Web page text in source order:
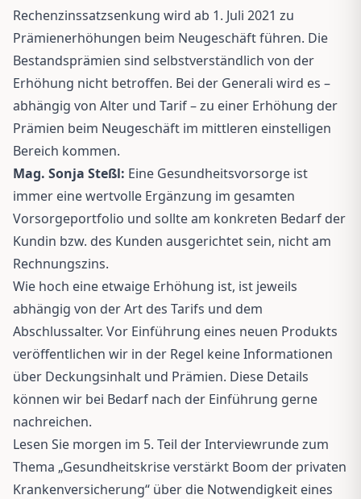
Rechenzinssatzsenkung wird ab 1. Juli 2021 zu
Prämienerhöhungen beim Neugeschäft führen. Die
Bestandsprämien sind selbstverständlich von der
Erhöhung nicht betroffen. Bei der Generali wird es –
abhängig von Alter und Tarif – zu einer Erhöhung der
Prämien beim Neugeschäft im mittleren einstelligen
Bereich kommen.
Mag. Sonja Steßl: Eine Gesundheitsvorsorge ist
immer eine wertvolle Ergänzung im gesamten
Vorsorgeportfolio und sollte am konkreten Bedarf der
Kundin bzw. des Kunden ausgerichtet sein, nicht am
Rechnungszins.
Wie hoch eine etwaige Erhöhung ist, ist jeweils
abhängig von der Art des Tarifs und dem
Abschlussalter. Vor Einführung eines neuen Produkts
veröffentlichen wir in der Regel keine Informationen
über Deckungsinhalt und Prämien. Diese Details
können wir bei Bedarf nach der Einführung gerne
nachreichen.
Lesen Sie morgen im 5. Teil der Interviewrunde zum
Thema „Gesundheitskrise verstärkt Boom der privaten
Krankenversicherung“ über die Notwendigkeit eines